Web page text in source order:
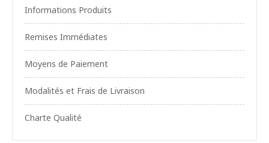
Informations Produits
Remises Immédiates
Moyens de Paiement
Modalités et Frais de Livraison
Charte Qualité